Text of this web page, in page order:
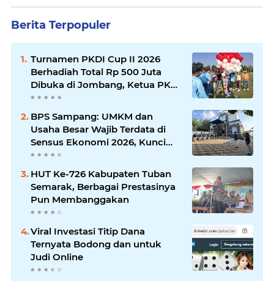
Berita Terpopuler
Turnamen PKDI Cup II 2026
Berhadiah Total Rp 500 Juta
Dibuka di Jombang, Ketua PKDI
Jatim Syaifullah Mahdi: Ajang
Komunikasi Antar-Kades untuk
Memajukan Desa
BPS Sampang: UMKM dan
Usaha Besar Wajib Terdata di
Sensus Ekonomi 2026, Kunci
Kebijakan Tepat Sasaran
HUT Ke-726 Kabupaten Tuban
Semarak, Berbagai Prestasinya
Pun Membanggakan
Viral Investasi Titip Dana
Ternyata Bodong dan untuk
Judi Online